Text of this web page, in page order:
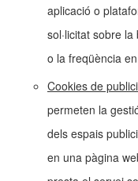
aplicació o
sol·licitat sobre
o la freqüència
Cookies de
permeten la
dels espais
en una pàgina